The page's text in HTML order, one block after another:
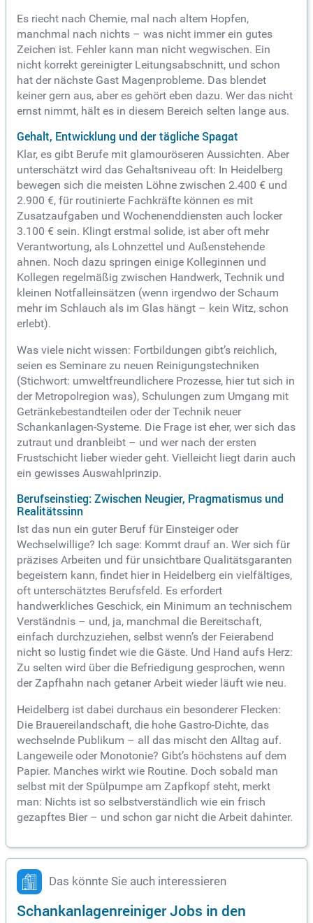
Es riecht nach Chemie, mal nach altem Hopfen,
manchmal nach nichts – was nicht immer ein gutes
Zeichen ist. Fehler kann man nicht wegwischen. Ein
nicht korrekt gereinigter Leitungsabschnitt, und schon
hat der nächste Gast Magenprobleme. Das blendet
keiner gern aus, aber es gehört eben dazu. Wer das nicht
ernst nimmt, hält es in diesem Bereich selten lange aus.
Gehalt, Entwicklung und der tägliche Spagat
Klar, es gibt Berufe mit glamouröseren Aussichten. Aber
unterschätzt wird das Gehaltsniveau oft: In Heidelberg
bewegen sich die meisten Löhne zwischen 2.400 € und
2.900 €, für routinierte Fachkräfte können es mit
Zusatzaufgaben und Wochenenddiensten auch locker
3.100 € sein. Klingt erstmal solide, ist aber oft mehr
Verantwortung, als Lohnzettel und Außenstehende
ahnen. Noch dazu springen einige Kolleginnen und
Kollegen regelmäßig zwischen Handwerk, Technik und
kleinen Notfalleinsätzen (wenn irgendwo der Schaum
mehr im Schlauch als im Glas hängt – kein Witz, schon
erlebt).
Was viele nicht wissen: Fortbildungen gibt’s reichlich,
seien es Seminare zu neuen Reinigungstechniken
(Stichwort: umweltfreundlichere Prozesse, hier tut sich in
der Metropolregion was), Schulungen zum Umgang mit
Getränkebestandteilen oder der Technik neuer
Schankanlagen-Systeme. Die Frage ist eher, wer sich das
zutraut und dranbleibt – und wer nach der ersten
Frustschicht lieber wieder geht. Vielleicht liegt darin auch
ein gewisses Auswahlprinzip.
Berufseinstieg: Zwischen Neugier, Pragmatismus und
Realitätssinn
Ist das nun ein guter Beruf für Einsteiger oder
Wechselwillige? Ich sage: Kommt drauf an. Wer sich für
präzises Arbeiten und für unsichtbare Qualitätsgaranten
begeistern kann, findet hier in Heidelberg ein vielfältiges,
oft unterschätztes Berufsfeld. Es erfordert
handwerkliches Geschick, ein Minimum an technischem
Verständnis – und, ja, manchmal die Bereitschaft,
einfach durchzuziehen, selbst wenn’s der Feierabend
nicht so lustig findet wie die Gäste. Und Hand aufs Herz:
Zu selten wird über die Befriedigung gesprochen, wenn
der Zapfhahn nach getaner Arbeit wieder läuft wie neu.
Heidelberg ist dabei durchaus ein besonderer Flecken:
Die Brauereilandschaft, die hohe Gastro-Dichte, das
wechselnde Publikum – all das mischt den Alltag auf.
Langeweile oder Monotonie? Gibt’s höchstens auf dem
Papier. Manches wirkt wie Routine. Doch sobald man
selbst mit der Spülpumpe am Zapfkopf steht, merkt
man: Nichts ist so selbstverständlich wie ein frisch
gezapftes Bier – und schon gar nicht die Arbeit dahinter.
Das könnte Sie auch interessieren
Schankanlagenreiniger Jobs in den